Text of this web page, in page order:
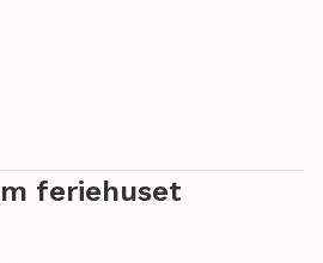
feriehuset